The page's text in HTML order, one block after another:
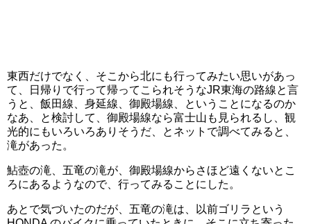
東西だけでなく、そこから北にも行ってみたい思いがあっ
て、日帰りで行って帰ってこられそうなJR東海の路線と言
うと、飯田線、身延線、御殿場線、ということになるのか
なあ、と検討して、御殿場線なら富士山も見られるし、観
光的にもいろいろありそうだ、とネットで調べてみると、
滝があった。
鮎壺の滝、五竜の滝が、御殿場線からさほど遠くないとこ
ろにあるようなので、行ってみることにした。
あとで気づいたのだが、五竜の滝は、以前ゴリラという